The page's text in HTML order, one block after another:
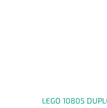
LEGO 10805